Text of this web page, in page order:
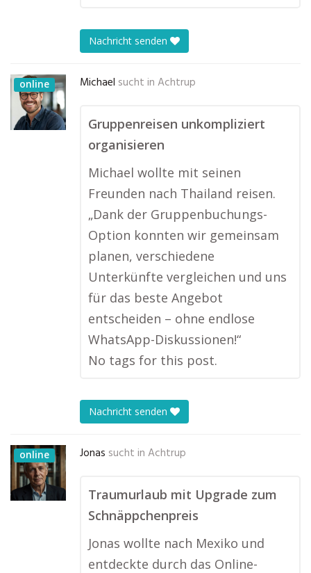
Nachricht senden
online Michael sucht in Achtrup
Gruppenreisen unkompliziert
organisieren
Michael wollte mit seinen
Freunden nach Thailand reisen.
„Dank der Gruppenbuchungs-
Option konnten wir gemeinsam
planen, verschiedene
Unterkünfte vergleichen und uns
für das beste Angebot
entscheiden – ohne endlose
WhatsApp-Diskussionen!“
No tags for this post.
Nachricht senden
online Jonas sucht in Achtrup
Traumurlaub mit Upgrade zum
Schnäppchenpreis
Jonas wollte nach Mexiko und
entdeckte durch das Online-